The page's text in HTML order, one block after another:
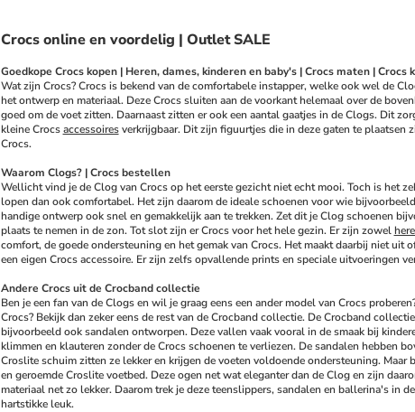
Crocs online en voordelig | Outlet SALE
Goedkope Crocs kopen | Heren, dames, kinderen en baby's | Crocs maten | Crocs
Wat zijn Crocs? Crocs is bekend van de comfortabele instapper, welke ook wel de
het ontwerp en materiaal. Deze Crocs sluiten aan de voorkant helemaal over de
goed om de voet zitten. Daarnaast zitten er ook een aantal gaatjes in de Clogs. Dit
kleine Crocs accessoires verkrijgbaar. Dit zijn figuurtjes die in deze gaten te plaatsen
Crocs.
Waarom Clogs? | Crocs bestellen
Wellicht vind je de Clog van Crocs op het eerste gezicht niet echt mooi. Toch is het
lopen dan ook comfortabel. Het zijn daarom de ideale schoenen voor wie
handige ontwerp ook snel en gemakkelijk aan te trekken. Zet dit je Clog schoenen
plaats te nemen in de zon. Tot slot zijn er Crocs voor het hele gezin. Er zijn zowel
comfort, de goede ondersteuning en het gemak van Crocs. Het maakt daarbij niet
een eigen Crocs accessoire. Er zijn zelfs opvallende prints en speciale uitvoeringen
Andere Crocs uit de Crocband collectie
Ben je een fan van de Clogs en wil je graag eens een ander model van Crocs
Crocs? Bekijk dan zeker eens de rest van de Crocband collectie. De Crocband
bijvoorbeeld ook sandalen ontworpen. Deze vallen vaak vooral in de smaak bij
klimmen en klauteren zonder de Crocs schoenen te verliezen. De sandalen hebben
Croslite schuim zitten ze lekker en krijgen de voeten voldoende ondersteuning.
en geroemde Croslite voetbed. Deze ogen net wat eleganter dan de Clog en zijn
materiaal net zo lekker. Daarom trek je deze teenslippers, sandalen en ballerina's in
hartstikke leuk.